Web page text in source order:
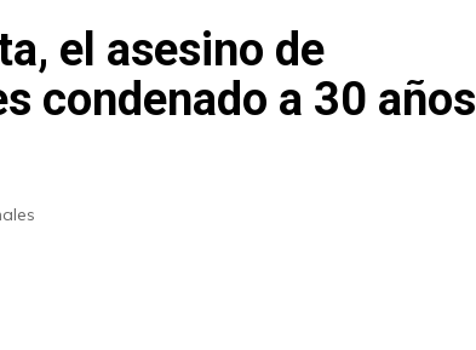
el asesino de
condenado a 30 años